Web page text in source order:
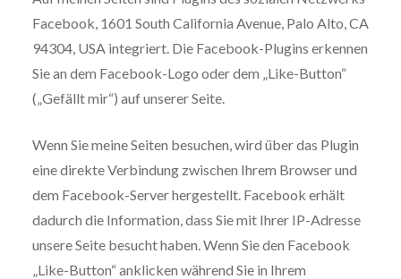
Facebook, 1601 South California Avenue, Palo Alto, CA
94304, USA integriert. Die Facebook-Plugins erkennen
Sie an dem Facebook-Logo oder dem „Like-Button“
(„Gefällt mir“) auf unserer Seite.
Wenn Sie meine Seiten besuchen, wird über das Plugin
eine direkte Verbindung zwischen Ihrem Browser und
dem Facebook-Server hergestellt. Facebook erhält
dadurch die Information, dass Sie mit Ihrer IP-Adresse
unsere Seite besucht haben. Wenn Sie den Facebook
„Like-Button“ anklicken während Sie in Ihrem